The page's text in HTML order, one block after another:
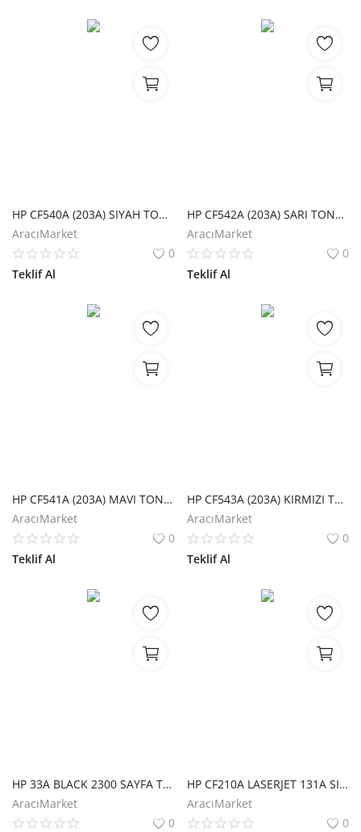
HP CF540A (203A) SIYAH TONER 1.400 SAYFA
AracıMarket
0
Teklif Al
HP CF542A (203A) SARI TONER 1.300 SAYFA
AracıMarket
0
Teklif Al
HP CF541A (203A) MAVI TONER 1.300 SAYFA
AracıMarket
0
Teklif Al
HP CF543A (203A) KIRMIZI TONER 1.300 SAYFA
AracıMarket
0
Teklif Al
HP 33A BLACK 2300 SAYFA TONER CF233A
AracıMarket
0
HP CF210A LASERJET 131A SIYAH TONER
AracıMarket
0